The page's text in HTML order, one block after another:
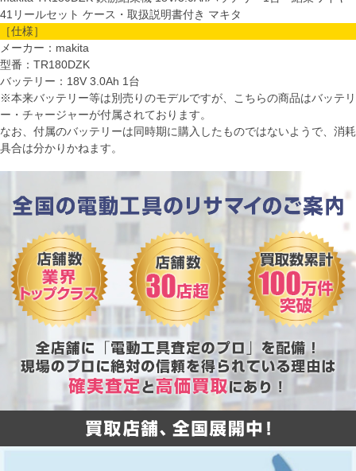
41リールセット ケース・取扱説明書付き マキタ
［仕様］
メーカー：makita
型番：TR180DZK
バッテリー：18V 3.0Ah 1台
※本来バッテリー等は別売りのモデルですが、こちらの商品はバッテリ
ー・チャージャーが付属されております。
なお、付属のバッテリーは同時期に購入したものではないようで、消耗
具合は分かりかねます。